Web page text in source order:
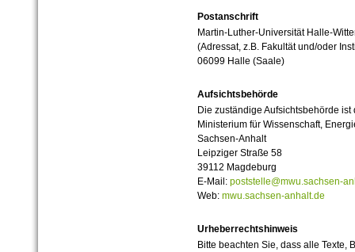
Postanschrift
Martin-Luther-Universität Halle-
(Adressat, z.B. Fakultät und/oder
06099 Halle (Saale)
Aufsichtsbehörde
Die zuständige Aufsichtsbehörde ist
Ministerium für Wissenschaft,
Sachsen-Anhalt
Leipziger Straße 58
39112 Magdeburg
E-Mail: poststelle@mwu.sachsen-
Web: mwu.sachsen-anhalt.de
Urheberrechtshinweis
Bitte beachten Sie, dass alle Texte,